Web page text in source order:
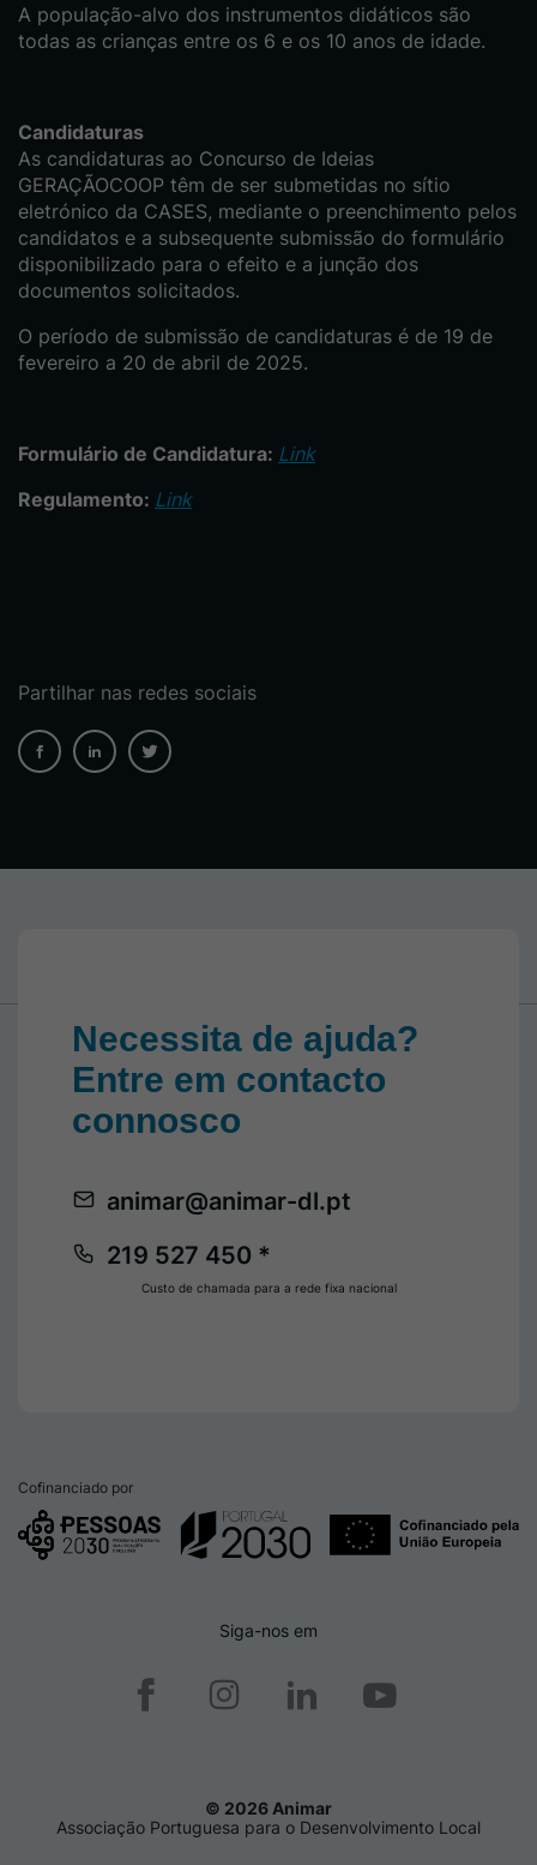
A população-alvo dos instrumentos didáticos são
todas as crianças entre os 6 e os 10 anos de idade.
Candidaturas
As candidaturas ao Concurso de Ideias
GERAÇÃOCOOP têm de ser submetidas no sítio
eletrónico da CASES, mediante o preenchimento pelos
candidatos e a subsequente submissão do formulário
disponibilizado para o efeito e a junção dos
documentos solicitados.
O período de submissão de candidaturas é de 19 de
fevereiro a 20 de abril de 2025.
Formulário de Candidatura: Link
Regulamento: Link
Partilhar nas redes sociais
Necessita de ajuda?
Entre em contacto
connosco
219 527 450 *
animar@animar-dl.pt
Custo de chamada para a rede fixa nacional
Cofinanciado por
Siga-nos em
© 2026 Animar
Associação Portuguesa para o Desenvolvimento Local